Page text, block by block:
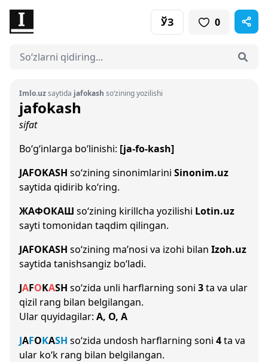
ЎЗ 0
Imlo.uzsaytida jafokash so‘zining yozilishi
jafokash
sifat
Bo‘g‘inlarga bo‘linishi: [ja-fo-kash]
JAFOKASH so‘zining sinonimlarini Sinonim.uz
saytida qidirib ko‘ring.
ЖАФОКАШ so‘zining kirillcha yozilishi Lotin.uz
sayti tomonidan taqdim qilingan.
JAFOKASH so‘zining ma’nosi va izohi bilan Izoh.uz
saytida tanishsangiz bo‘ladi.
JAFOKASH so‘zida unli harflarning soni 3ta va ular
qizil rang bilan belgilangan.
Ular quyidagilar: A, O, A
JAFOKASH so‘zida undosh harflarning soni 4ta va
ular ko‘k rang bilan belgilangan.